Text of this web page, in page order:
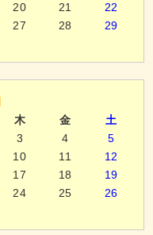
20 21
22
27 28
29
木 金
土
3 4
5
10 11
12
17 18
19
24 25
26